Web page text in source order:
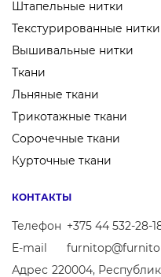
Штапельные нитки
Текстурированные нитки
Вышивальные нитки
Ткани
Льняные ткани
Трикотажные ткани
Сорочечные ткани
Курточные ткани
КОНТАКТЫ
Телефон +375 44 532-28-
E-mail
Адрес 220004,